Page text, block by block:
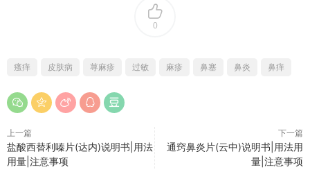
0
瘙痒 皮肤病 荨麻疹 过敏 麻疹 鼻塞 鼻炎 鼻痒
上一篇
盐酸西替利嗪片(达内)说明书|用法
用量|注意事项
下一篇
通窍鼻炎片(云中)说明书|用法用
量|注意事项